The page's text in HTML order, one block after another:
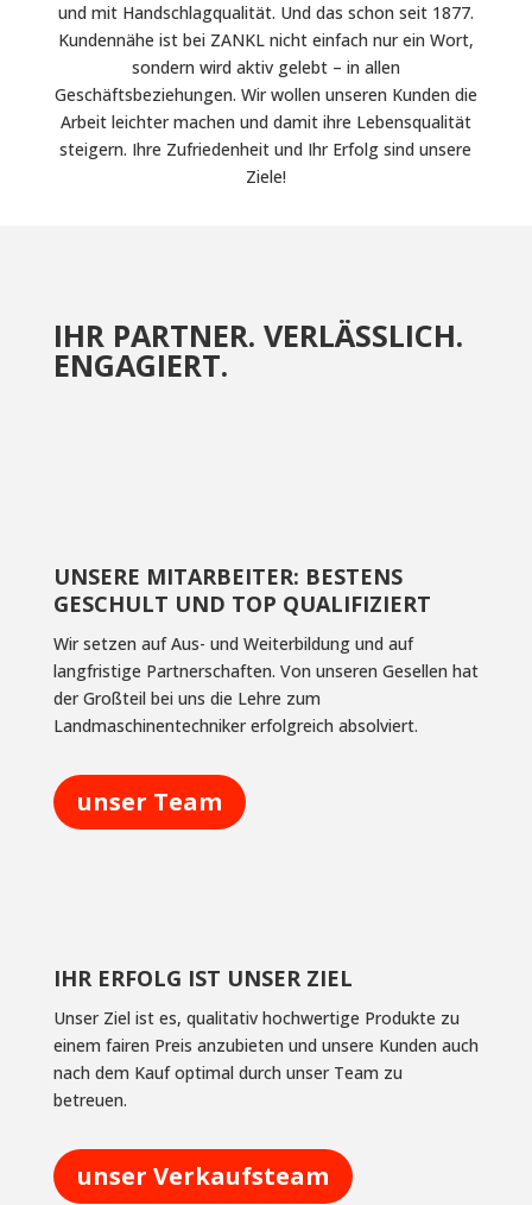
und mit Handschlagqualität. Und das schon seit 1877.
Kundennähe ist bei ZANKL nicht einfach nur ein Wort,
sondern wird aktiv gelebt – in allen
Geschäftsbeziehungen. Wir wollen unseren Kunden die
Arbeit leichter machen und damit ihre Lebensqualität
steigern. Ihre Zufriedenheit und Ihr Erfolg sind unsere
Ziele!
IHR PARTNER. VERLÄSSLICH.
ENGAGIERT.
UNSERE MITARBEITER: BESTENS
GESCHULT UND TOP QUALIFIZIERT
Wir setzen auf Aus- und Weiterbildung und auf
langfristige Partnerschaften. Von unseren Gesellen hat
der Großteil bei uns die Lehre zum
Landmaschinentechniker erfolgreich absolviert.
unser Team
IHR ERFOLG IST UNSER ZIEL
Unser Ziel ist es, qualitativ hochwertige Produkte zu
einem fairen Preis anzubieten und unsere Kunden auch
nach dem Kauf optimal durch unser Team zu
betreuen.
unser Verkaufsteam